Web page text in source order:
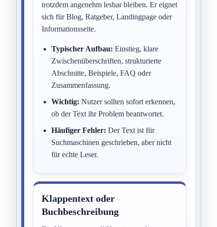
trotzdem angenehm lesbar bleiben. Er eignet
sich für Blog, Ratgeber, Landingpage oder
Informationsseite.
Typischer Aufbau: Einstieg, klare
Zwischenüberschriften, strukturierte
Abschnitte, Beispiele, FAQ oder
Zusammenfassung.
Wichtig: Nutzer sollten sofort erkennen,
ob der Text ihr Problem beantwortet.
Häufiger Fehler: Der Text ist für
Suchmaschinen geschrieben, aber nicht
für echte Leser.
Klappentext oder
Buchbeschreibung